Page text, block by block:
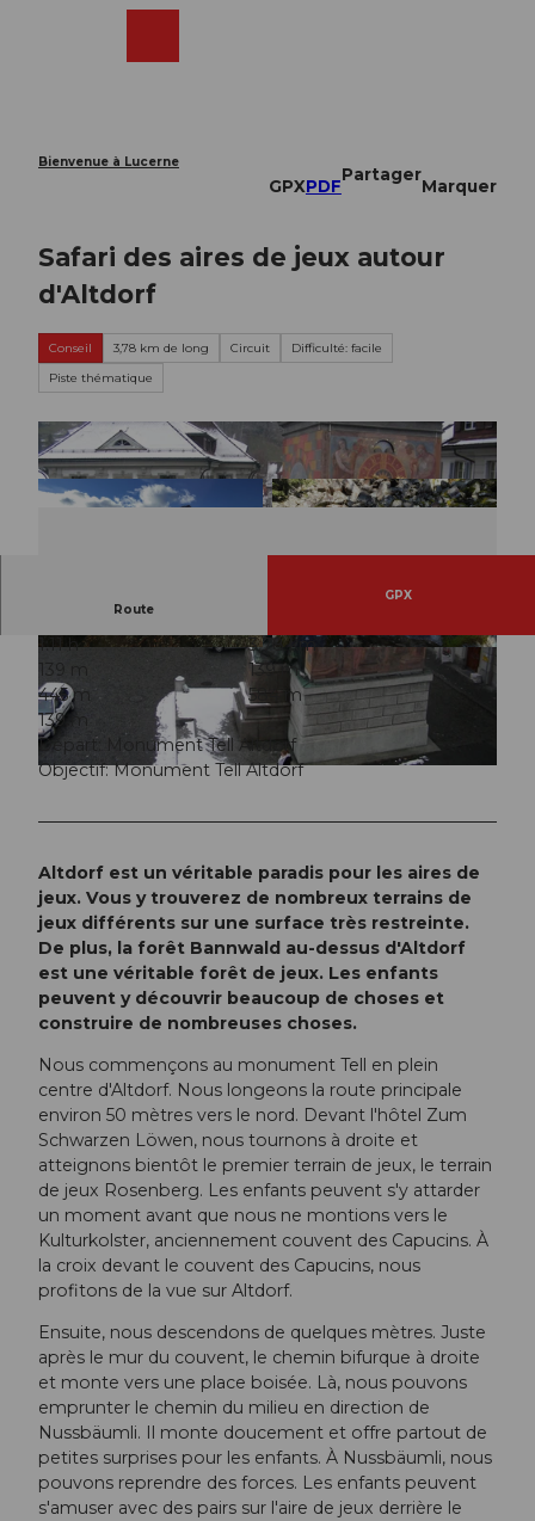
Bienvenue à Lucerne
GPXPDF
Partager
Marquer
Safari des aires de jeux autour
d'Altdorf
Conseil 3,78 km de long Circuit
Difficulté: facile
Piste thématique
© Markus Fehlmann, Verein Urner Wanderwege
© Markus Fehlmann, Verein Urner Wanderwege © Markus Fehlmann, Verein Urner Wanderwege
Route
GPX
1:11 h
3,78 km
139 m
139 m
445 m
584 m
139 m
Départ: Monument Tell Altdorf
Objectif: Monument Tell Altdorf
Altdorf est un véritable paradis pour les aires de
jeux. Vous y trouverez de nombreux terrains de
jeux différents sur une surface très restreinte.
De plus, la forêt Bannwald au-dessus d'Altdorf
est une véritable forêt de jeux. Les enfants
peuvent y découvrir beaucoup de choses et
construire de nombreuses choses.
Nous commençons au monument Tell en plein
centre d'Altdorf. Nous longeons la route principale
environ 50 mètres vers le nord. Devant l'hôtel Zum
Schwarzen Löwen, nous tournons à droite et
atteignons bientôt le premier terrain de jeux, le terrain
de jeux Rosenberg. Les enfants peuvent s'y attarder
un moment avant que nous ne montions vers le
Kulturkolster, anciennement couvent des Capucins. À
la croix devant le couvent des Capucins, nous
profitons de la vue sur Altdorf.
Ensuite, nous descendons de quelques mètres. Juste
après le mur du couvent, le chemin bifurque à droite
et monte vers une place boisée. Là, nous pouvons
emprunter le chemin du milieu en direction de
Nussbäumli. Il monte doucement et offre partout de
petites surprises pour les enfants. À Nussbäumli, nous
pouvons reprendre des forces. Les enfants peuvent
s'amuser avec des pairs sur l'aire de jeux derrière le